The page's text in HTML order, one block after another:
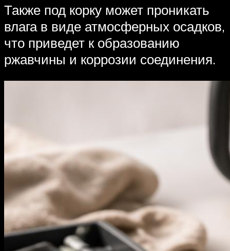
Также под корку может проникать
влага в виде атмосферных осадков,
что приведет к образованию
ржавчины и коррозии соединения.